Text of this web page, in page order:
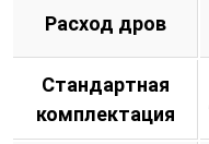
Расход дров
Стандартная
комплектация